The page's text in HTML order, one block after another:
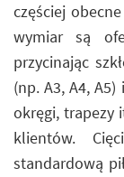
częściej
wymiar są
przycinając
(np. A3, A4,
okręgi, trapezy
klientów.
standardową